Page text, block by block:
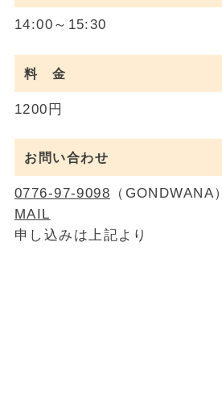
14:00～15:30
料 金
1200円
お問い合わせ
0776-97-9098 （GONDWANA）
MAIL
申し込みは上記より